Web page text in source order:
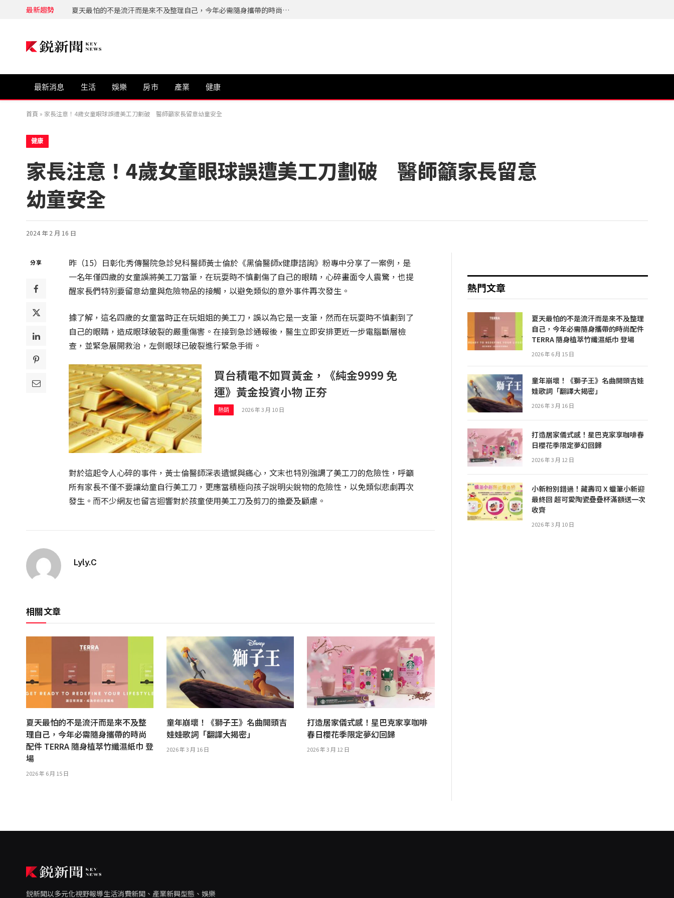
最新趨勢 夏天最怕的不是流汗而是來不及整理自己，今年必需隨身攜帶的時尚配件 TERRA 隨身植萃竹纖濕紙巾 登場
最新消息 生活 娛樂 房市 產業 健康
首頁 » 家長注意！4歲女童眼球誤遭美工刀劃破 醫師籲家長留意幼童安全
健康
家長注意！4歲女童眼球誤遭美工刀劃破 醫師籲家長留意
幼童安全
2024 年 2 月 16 日
分享
昨（15）日彰化秀傳醫院急診兒科醫師黃士倫於《黑倫醫師x健康諮詢》粉專中分享了一案例，是
一名年僅四歲的女童誤將美工刀當筆，在玩耍時不慎劃傷了自己的眼睛，心碎畫面令人震驚，也提
醒家長們特別要留意幼童與危險物品的接觸，以避免類似的意外事件再次發生。
據了解，這名四歲的女童當時正在玩姐姐的美工刀，誤以為它是一支筆，然而在玩耍時不慎劃到了
自己的眼睛，造成眼球破裂的嚴重傷害。在接到急診通報後，醫生立即安排更近一步電腦斷層檢
查，並緊急展開救治，左側眼球已破裂進行緊急手術。
買台積電不如買黃金，《純金9999 免
運》黃金投資小物 正夯
熱銷 2026 年 3 月 10 日
對於這起令人心碎的事件，黃士倫醫師深表遺憾與痛心，文末也特別強調了美工刀的危險性，呼籲
所有家長不僅不要讓幼童自行美工刀，更應當積極向孩子說明尖銳物的危險性，以免類似悲劇再次
發生。而不少網友也留言迴響對於孩童使用美工刀及剪刀的擔憂及顧慮。
Lyly.C
相關文章
夏天最怕的不是流汗而是來不及整
理自己，今年必需隨身攜帶的時尚
配件 TERRA 隨身植萃竹纖濕紙巾 登
場
2026 年 6 月 15 日
童年崩壞！《獅子王》名曲開頭吉
娃娃歌詞「翻譯大揭密」
2026 年 3 月 16 日
打造居家儀式感！星巴克家享咖啡
春日櫻花季限定夢幻回歸
2026 年 3 月 12 日
熱門文章
夏天最怕的不是流汗而是來不及整理
自己，今年必需隨身攜帶的時尚配件
TERRA 隨身植萃竹纖濕紙巾 登場
2026 年 6 月 15 日
童年崩壞！《獅子王》名曲開頭吉娃
娃歌詞「翻譯大揭密」
2026 年 3 月 16 日
打造居家儀式感！星巴克家享咖啡春
日櫻花季限定夢幻回歸
2026 年 3 月 12 日
小新粉別錯過！藏壽司 X 蠟筆小新迎
最終回 超可愛陶瓷疊疊杯滿額送一次
收齊
2026 年 3 月 10 日
鋭新聞以多元化視野報導生活消費新聞、產業新興型態、娛樂